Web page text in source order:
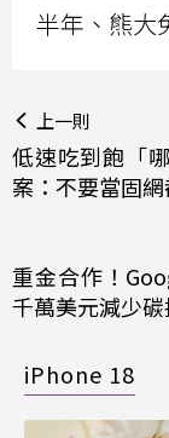
半年、熊大
上一則
低速吃到飽「
案：不要當固
重金合作！
千萬美元減少
iPhone 18